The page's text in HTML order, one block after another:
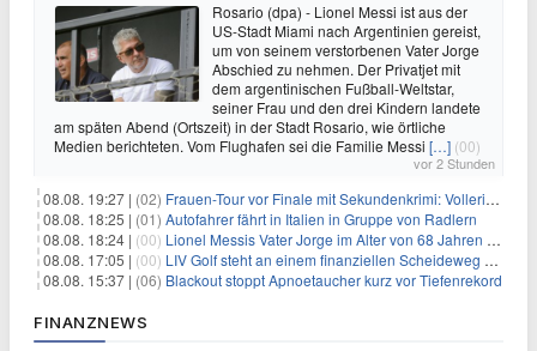
Rosario (dpa) - Lionel Messi ist aus der
US-Stadt Miami nach Argentinien gereist,
um von seinem verstorbenen Vater Jorge
Abschied zu nehmen. Der Privatjet mit
dem argentinischen Fußball-Weltstar,
seiner Frau und den drei Kindern landete
am späten Abend (Ortszeit) in der Stadt Rosario, wie örtliche
Medien berichteten. Vom Flughafen sei die Familie Messi […] (00)
vor 2 Stunden
08.08. 19:27 | (02) Frauen-Tour vor Finale mit Sekundenkrimi: Vollering in Gelb
08.08. 18:25 | (01) Autofahrer fährt in Italien in Gruppe von Radlern
08.08. 18:24 | (00) Lionel Messis Vater Jorge im Alter von 68 Jahren gestorben
08.08. 17:05 | (00) LIV Golf steht an einem finanziellen Scheideweg auf der Suche nach neuen Investitionen
08.08. 15:37 | (06) Blackout stoppt Apnoetaucher kurz vor Tiefenrekord
FINANZNEWS